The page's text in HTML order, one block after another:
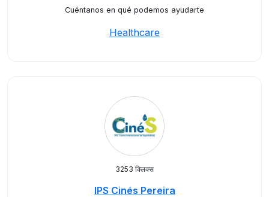
Cuéntanos en qué podemos ayudarte
Healthcare
3253 क्लिक्स
IPS Cinés Pereira